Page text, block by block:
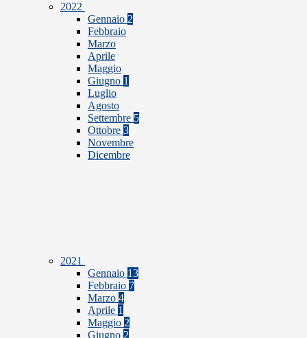
2022
Gennaio 2
Febbraio
Marzo
Aprile
Maggio
Giugno 1
Luglio
Agosto
Settembre 5
Ottobre 3
Novembre
Dicembre
2021
Gennaio 13
Febbraio 7
Marzo 4
Aprile 1
Maggio 2
Giugno 2